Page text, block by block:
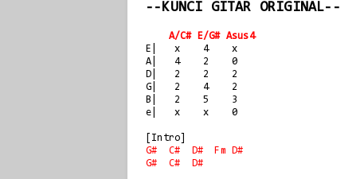
--KUNCI GITAR ORIGINAL--
A/C# E/G# Asus4
E|   x    4    x
A|   4    2    0
D|   2    2    2
G|   2    4    2
B|   2    5    3
e|   x    x    0
G#
C# D# Fm
D#
G#
C# D#